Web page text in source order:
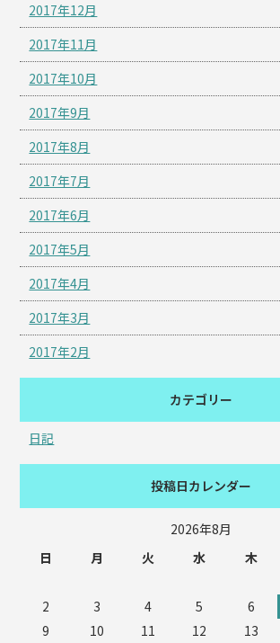
2017年12月
2017年11月
2017年10月
2017年9月
2017年8月
2017年7月
2017年6月
2017年5月
2017年4月
2017年3月
2017年2月
カテゴリー
日記
投稿日カレンダー
2026年8月
日
月 火 水 木
2
3 4 5 6
9
10 11 12 13